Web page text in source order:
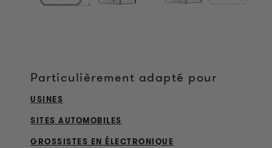
Particulièrement adapté pour
USINES
SITES AUTOMOBILES
GROSSISTES EN ÉLECTRONIQUE